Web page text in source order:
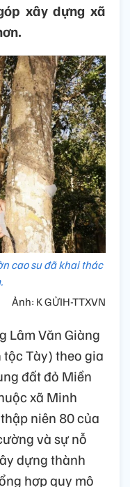
xây dựng xã
cao su đã khai thác
Ảnh: K GỬIH-TTXVN
Lâm Văn Giàng
Tày) theo gia
đất đỏ Miền
xã Minh
niên 80 của
và sự nỗ
dựng thành
hợp quy mô